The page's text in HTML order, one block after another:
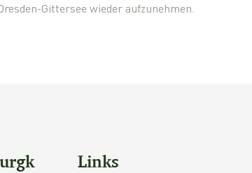
Gittersee wieder aufzunehmen.
Links